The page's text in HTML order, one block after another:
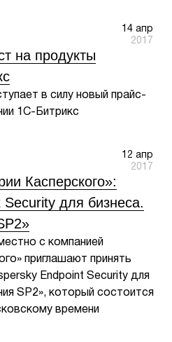
14 апр
2017
на продукты
в силу новый прайс-
1С-Битрикс
12 апр
2017
Касперского»:
для бизнеса.
с компанией
приглашают принять
Endpoint Security для
SP2», который состоится
времени